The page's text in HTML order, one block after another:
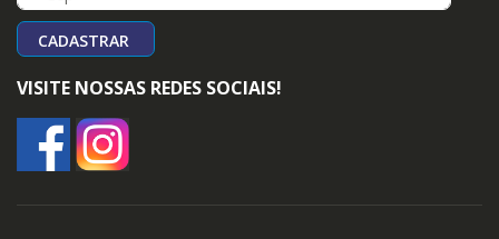
CADASTRAR
VISITE NOSSAS REDES SOCIAIS!